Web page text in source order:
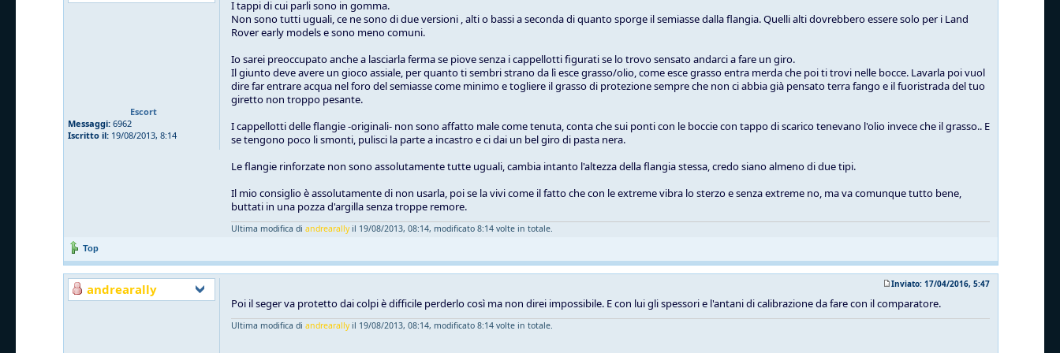
Escort
Messaggi: 6962
Iscritto il: 19/08/2013, 8:14
I tappi di cui parli sono in gomma.
Non sono tutti uguali, ce ne sono di due versioni , alti o bassi a seconda di quanto sporge il semiasse dalla flangia. Quelli alti dovrebbero essere solo per i Land
Rover early models e sono meno comuni.
Io sarei preoccupato anche a lasciarla ferma se piove senza i cappellotti figurati se lo trovo sensato andarci a fare un giro.
Il giunto deve avere un gioco assiale, per quanto ti sembri strano da lì esce grasso/olio, come esce grasso entra merda che poi ti trovi nelle bocce. Lavarla poi vuol
dire far entrare acqua nel foro del semiasse come minimo e togliere il grasso di protezione sempre che non ci abbia già pensato terra fango e il fuoristrada del tuo
giretto non troppo pesante.
I cappellotti delle flangie -originali- non sono affatto male come tenuta, conta che sui ponti con le boccie con tappo di scarico tenevano l'olio invece che il grasso.. E
se tengono poco li smonti, pulisci la parte a incastro e ci dai un bel giro di pasta nera.
Le flangie rinforzate non sono assolutamente tutte uguali, cambia intanto l'altezza della flangia stessa, credo siano almeno di due tipi.
Il mio consiglio è assolutamente di non usarla, poi se la vivi come il fatto che con le extreme vibra lo sterzo e senza extreme no, ma va comunque tutto bene,
buttati in una pozza d'argilla senza troppe remore.
Ultima modifica di andrearallyil 19/08/2013, 08:14, modificato 8:14 volte in totale.
Top
andrearally Inviato: 17/04/2016, 5:47
Poi il seger va protetto dai colpi è difficile perderlo così ma non direi impossibile. E con lui gli spessori e l'antani di calibrazione da fare con il comparatore.
Ultima modifica di andrearallyil 19/08/2013, 08:14, modificato 8:14 volte in totale.